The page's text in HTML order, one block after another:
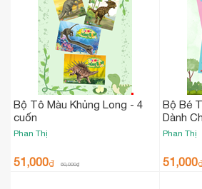
Bộ Tô Màu Khủng Long - 4
cuốn
Phan Thị
51,000₫ 60,000₫
Bộ Bé
Dành
Phan Thị
51,000